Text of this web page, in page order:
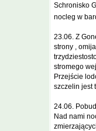
Schronisko
nocleg w
23.06. Z
strony ,
stromego
Przejście
szczelin jest
24.06.
Nad nami